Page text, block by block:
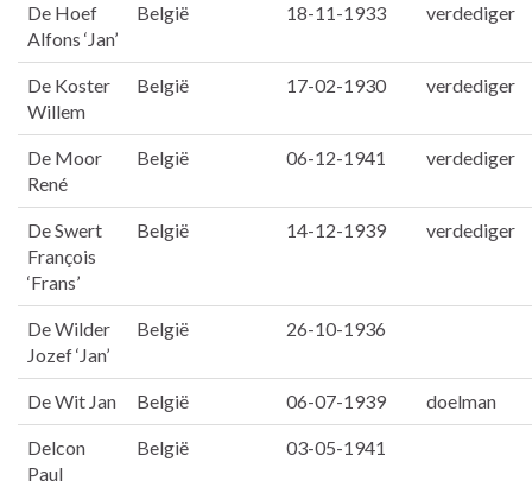
De Hoef
Alfons ‘Jan’
België 18-11-1933 verdediger
De Koster
Willem
België 17-02-1930 verdediger
De Moor
René
België 06-12-1941 verdediger
De Swert
François
‘Frans’
België 14-12-1939 verdediger
De Wilder
Jozef ‘Jan’
België 26-10-1936
De Wit Jan België 06-07-1939 doelman
Delcon
Paul
België 03-05-1941